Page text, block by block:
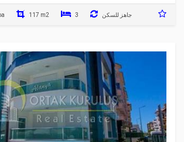
117 m2 3 جاهز للسكن